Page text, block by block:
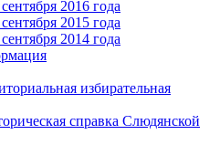
2016 года
2015 года
2014 года
избирательная
справка Слюдянской